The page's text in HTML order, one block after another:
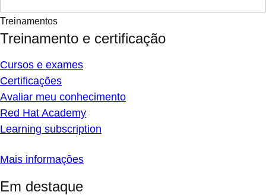
Treinamentos
Treinamento e certificação
Cursos e exames
Certificações
Avaliar meu conhecimento
Red Hat Academy
Learning subscription
Mais informações
Em destaque